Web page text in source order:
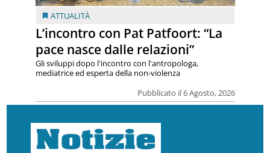
ATTUALITÀ
L’incontro con Pat Patfoort: “La
pace nasce dalle relazioni”
Pubblicato il 6 Agosto, 2026
Gli sviluppi dopo l'incontro con l'antropologa,
mediatrice ed esperta della non-violenza